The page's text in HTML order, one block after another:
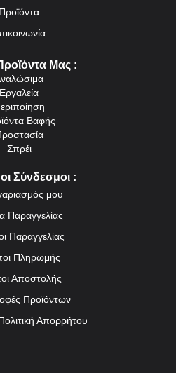
Προϊόντα
Μας :
Εργαλεία
Βαφής
Σπρέι
Σύνδεσμοι :
μου
Παραγγελίας
Παραγγελίας
Πληρωμής
Αποστολής
Προϊόντων
Απορρήτου